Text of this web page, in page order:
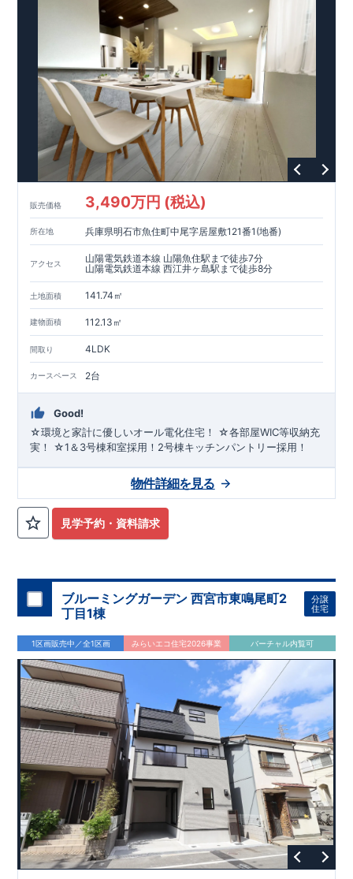
販売価格 3,490万円 (税込)
所在地 兵庫県明石市魚住町中尾字居屋敷121番1(地番)
アクセス
山陽電気鉄道本線 山陽魚住駅まで徒歩7分
山陽電気鉄道本線 西江井ヶ島駅まで徒歩8分
土地面積 141.74㎡
建物面積 112.13㎡
間取り 4LDK
カースペース 2台
Good!
☆環境と家計に優しいオール電化住宅！ ☆各部屋WIC等収納充
実！ ☆1＆3号棟和室採用！2号棟キッチンパントリー採用！
見学予約・資料請求
物件詳細を見る
ブルーミングガーデン 西宮市東鳴尾町2
丁目1棟
分譲
住宅
1区画販売中／全1区画 みらいエコ住宅2026事業 バーチャル内覧可